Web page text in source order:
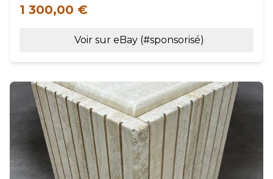
1 300,00 €
Voir sur eBay (#sponsorisé)